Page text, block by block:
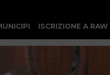
ISCRIZIONE A